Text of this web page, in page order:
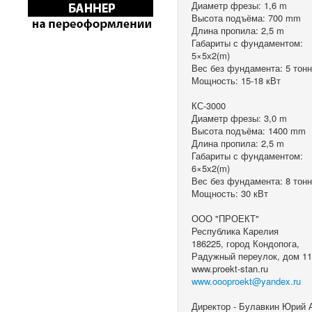
Диаметр фрезы: 1,6 m
Высота подъёма: 700 mm
Длина пропила: 2,5 m
Габариты с фундаментом:
5×5х2(m)
Вес без фундамента: 5 тонн
Мощность: 15-18 кВт
КС-3000
Диаметр фрезы: 3,0 m
Высота подъёма: 1400 mm
Длина пропила: 2,5 m
Габариты с фундаментом:
6×5х2(m)
Вес без фундамента: 8 тонн
Мощность: 30 кВт
ООО "ПРОЕКТ"
Республика Карелия
186225, город Кондопога,
Радужный переулок, дом 11
www.proekt-stan.ru
www.oooproekt@yandex.ru
Директор - Булавкин Юрий